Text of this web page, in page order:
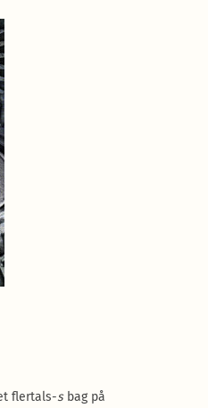
flertals-sbag på